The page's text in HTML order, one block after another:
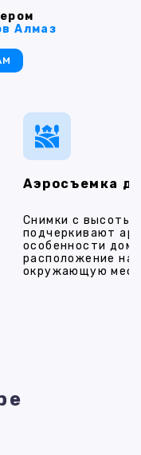
Аэросъемка
Снимки с высоты
подчеркивают
особенности
расположение на
окружающую
Алмаз